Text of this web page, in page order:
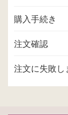
購入手続き
注文確認
注文に失敗し